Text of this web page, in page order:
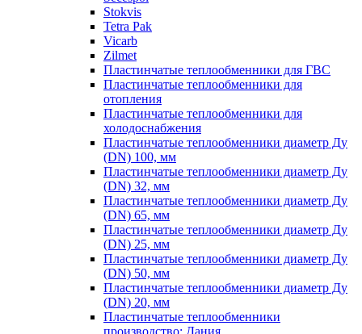
Stokvis
Tetra Pak
Vicarb
Zilmet
Пластинчатые теплообменники для ГВС
Пластинчатые теплообменники для
отопления
Пластинчатые теплообменники для
холодоснабжения
Пластинчатые теплообменники диаметр Ду
(DN) 100, мм
Пластинчатые теплообменники диаметр Ду
(DN) 32, мм
Пластинчатые теплообменники диаметр Ду
(DN) 65, мм
Пластинчатые теплообменники диаметр Ду
(DN) 25, мм
Пластинчатые теплообменники диаметр Ду
(DN) 50, мм
Пластинчатые теплообменники диаметр Ду
(DN) 20, мм
Пластинчатые теплообменники
производство: Дания